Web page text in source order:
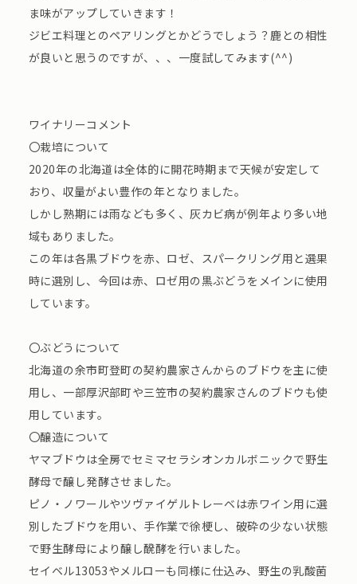
ま味がアップしていきます！
ジビエ料理とのペアリングとかどうでしょう？鹿との相性
が良いと思うのですが、、、一度試してみます(^^)
ワイナリーコメント
〇栽培について
2020年の北海道は全体的に開花時期まで天候が安定して
おり、収量がよい豊作の年となりました。
しかし熟期には雨なども多く、灰カビ病が例年より多い地
域もありました。
この年は各黒ブドウを赤、ロゼ、スパークリング用と選果
時に選別し、今回は赤、ロゼ用の黒ぶどうをメインに使用
しています。
〇ぶどうについて
北海道の余市町登町の契約農家さんからのブドウを主に使
用し、一部厚沢部町や三笠市の契約農家さんのブドウも使
用しています。
〇醸造について
ヤマブドウは全房でセミマセラシオンカルボニックで野生
酵母で醸し発酵させました。
ピノ・ノワールやツヴァイゲルトレーベは赤ワイン用に選
別したブドウを用い、手作業で徐梗し、破砕の少ない状態
で野生酵母により醸し醗酵を行いました。
セイベル13053やメルローも同様に仕込み、野生の乳酸菌